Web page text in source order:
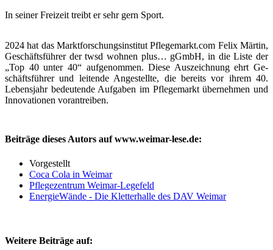
In seiner Freizeit treibt er sehr gern Sport.
2024 hat das Marktforschungsinstitut Pflegemarkt.com Felix Märtin,
Geschäftsführer der twsd wohnen plus… gGmbH, in die Liste der
„Top 40 unter 40“ aufgenommen. Diese Auszeichnung ehrt Ge-
schäftsführer und leitende Angestellte, die bereits vor ihrem 40.
Lebensjahr bedeutende Aufgaben im Pflegemarkt übernehmen und
Innovationen vorantreiben.
Beiträge dieses Autors auf www.weimar-lese.de:
Vorgestellt
Coca Cola in Weimar
Pflegezentrum Weimar-Legefeld
EnergieWände - Die Kletterhalle des DAV Weimar
Weitere Beiträge auf: